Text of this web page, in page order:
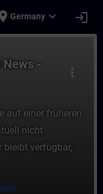
Germany expand_more login
more_vert
News -
auf einer früheren
nicht
bleibt verfügbar,